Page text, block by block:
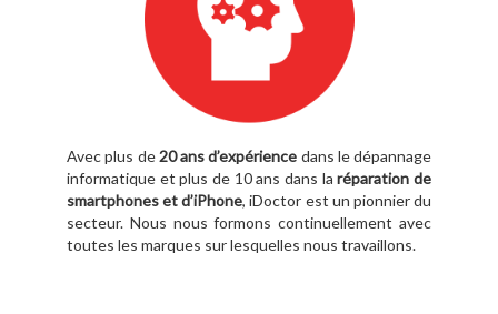
Avec plus de20 ans d’expérience dans le dépannage
informatique et plus de 10 ans dans laréparation de
smartphones et d’iPhone, iDoctor est un pionnier du
secteur. Nous nous formons continuellement avec
toutes les marques sur lesquelles nous travaillons.